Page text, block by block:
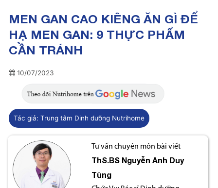
MEN GAN CAO KIÊNG ĂN GÌ ĐỂ
HẠ MEN GAN: 9 THỰC PHẨM
CẦN TRÁNH
10/07/2023
Tác giả: Trung tâm Dinh dưỡng Nutrihome
Tư vấn chuyên môn bài viết
ThS.BS Nguyễn Anh Duy
Tùng